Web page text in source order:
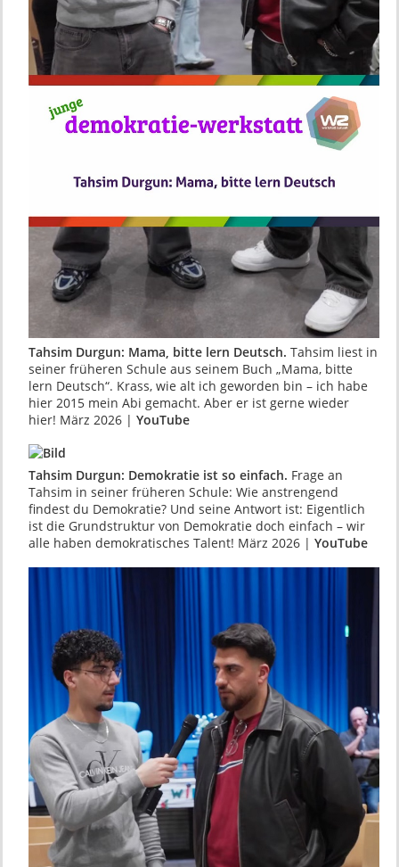
Tahsim Durgun: Mama, bitte lern Deutsch. Tahsim liest in
seiner früheren Schule aus seinem Buch „Mama, bitte
lern Deutsch“. Krass, wie alt ich geworden bin – ich habe
hier 2015 mein Abi gemacht. Aber er ist gerne wieder
hier! März 2026 | YouTube
Tahsim Durgun: Demokratie ist so einfach. Frage an
Tahsim in seiner früheren Schule: Wie anstrengend
findest du Demokratie? Und seine Antwort ist: Eigentlich
ist die Grundstruktur von Demokratie doch einfach – wir
alle haben demokratisches Talent! März 2026 | YouTube